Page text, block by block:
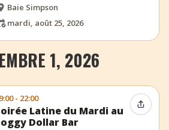
Baie Simpson
mardi, août 25, 2026
1, 2026
- 22:00
Latine du Mardi au
Dollar Bar